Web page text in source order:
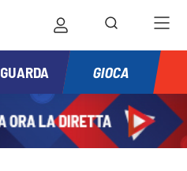
GUARDA GIOCA